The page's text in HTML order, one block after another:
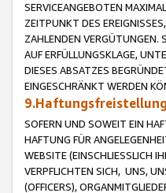
SERVICEANGEBOTEN
ZEITPUNKT DES
ZAHLENDEN VERGÜTUNGEN.
AUF ERFÜLLUNGSKLAGE,
DIESES ABSATZES
EINGESCHRÄNKT WERDEN
9.Haftungsfreistellung
SOFERN UND SOWEIT EIN
HAFTUNG FÜR
WEBSITE (EINSCHLIESSLICH
VERPFLICHTEN SICH, UNS,
(OFFICERS),